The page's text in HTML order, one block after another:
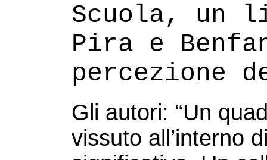
Scuola, un
Pira e
percezione
Gli autori: “Un
vissuto all’interno